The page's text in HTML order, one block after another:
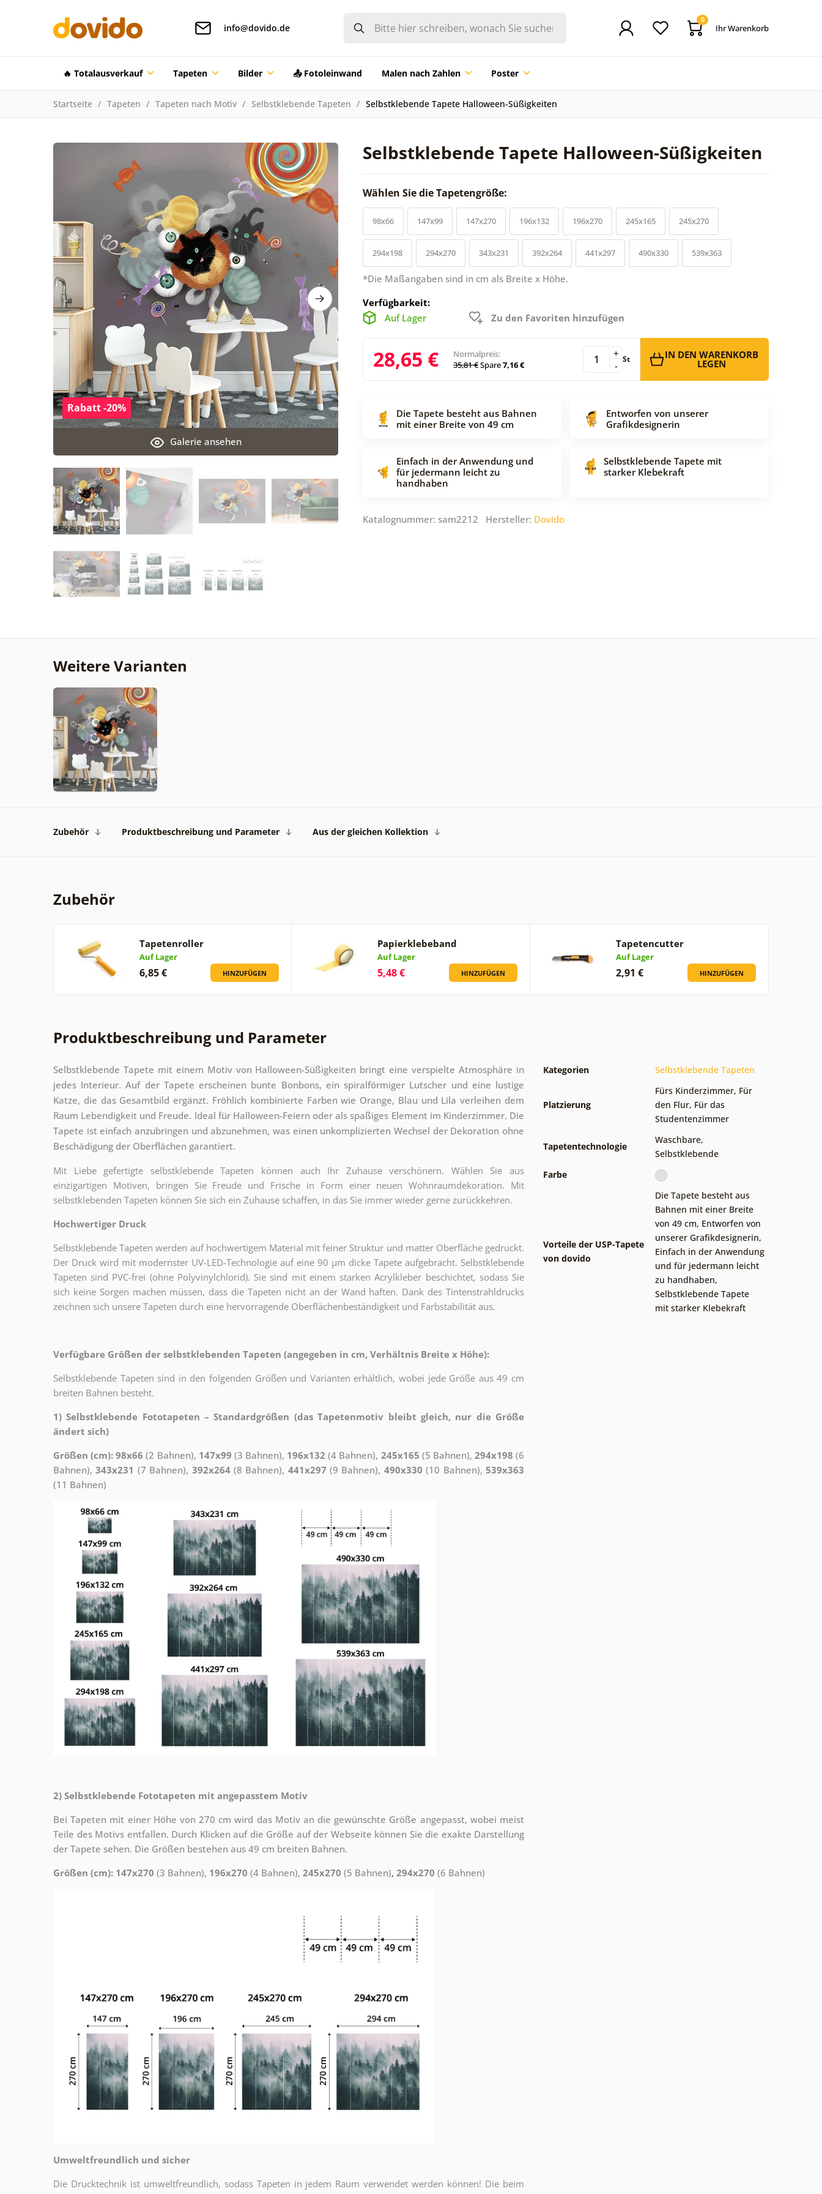
info@dovido.de
0
Ihr Warenkorb
🔥 Totalausverkauf Tapeten Bilder 📤 Fotoleinwand Malen nach Zahlen Poster
Startseite Tapeten Tapeten nach Motiv Selbstklebende Tapeten Selbstklebende Tapete Halloween-Süßigkeiten
Selbstklebende Tapete Halloween-Süßigkeiten
Galerie ansehen
Rabatt -20%
Wählen Sie die Tapetengröße:
98x66 147x99 147x270 196x132 196x270 245x165 245x270
294x198 294x270 343x231 392x264 441x297 490x330 539x363
*Die Maßangaben sind in cm als Breite x Höhe.
Verfügbarkeit:
Auf Lager
Zu den Favoriten hinzufügen
28,65 €
Normalpreis:
35,81 €Spare7,16 € -
+ St IN DEN WARENKORB
LEGEN
Die Tapete besteht aus Bahnen
mit einer Breite von 49 cm
Entworfen von unserer
Grafikdesignerin
Einfach in der Anwendung und
für jedermann leicht zu
handhaben
Selbstklebende Tapete mit
starker Klebekraft
Katalognummer: sam2212 Hersteller: Dovido
Weitere Varianten
Zubehör Produktbeschreibung und Parameter Aus der gleichen Kollektion
Zubehör
Tapetenroller
Auf Lager
6,85 € HINZUFÜGEN
Papierklebeband
Auf Lager
5,48 € HINZUFÜGEN
Tapetencutter
Auf Lager
2,91 € HINZUFÜGEN
Produktbeschreibung und Parameter
Selbstklebende Tapete mit einem Motiv von Halloween-Süßigkeiten bringt eine verspielte Atmosphäre in
jedes Interieur. Auf der Tapete erscheinen bunte Bonbons, ein spiralförmiger Lutscher und eine lustige
Katze, die das Gesamtbild ergänzt. Fröhlich kombinierte Farben wie Orange, Blau und Lila verleihen dem
Raum Lebendigkeit und Freude. Ideal für Halloween-Feiern oder als spaßiges Element im Kinderzimmer. Die
Tapete ist einfach anzubringen und abzunehmen, was einen unkomplizierten Wechsel der Dekoration ohne
Beschädigung der Oberflächen garantiert.
Mit Liebe gefertigte selbstklebende Tapeten können auch Ihr Zuhause verschönern. Wählen Sie aus
einzigartigen Motiven, bringen Sie Freude und Frische in Form einer neuen Wohnraumdekoration. Mit
selbstklebenden Tapeten können Sie sich ein Zuhause schaffen, in das Sie immer wieder gerne zurückkehren.
Hochwertiger Druck
Selbstklebende Tapeten werden auf hochwertigem Material mit feiner Struktur und matter Oberfläche gedruckt.
Der Druck wird mit modernster UV-LED-Technologie auf eine 90 µm dicke Tapete aufgebracht. Selbstklebende
Tapeten sind PVC-frei (ohne Polyvinylchlorid). Sie sind mit einem starken Acrylkleber beschichtet, sodass Sie
sich keine Sorgen machen müssen, dass die Tapeten nicht an der Wand haften. Dank des Tintenstrahldrucks
zeichnen sich unsere Tapeten durch eine hervorragende Oberflächenbeständigkeit und Farbstabilität aus.
Verfügbare Größen der selbstklebenden Tapeten (angegeben in cm, Verhältnis Breite x Höhe):
Selbstklebende Tapeten sind in den folgenden Größen und Varianten erhältlich, wobei jede Größe aus 49 cm
breiten Bahnen besteht.
1) Selbstklebende Fototapeten – Standardgrößen (das Tapetenmotiv bleibt gleich, nur die Größe
ändert sich)
Größen (cm): 98x66 (2 Bahnen), 147x99 (3 Bahnen), 196x132 (4 Bahnen), 245x165 (5 Bahnen), 294x198 (6
Bahnen),343x231 (7 Bahnen), 392x264(8 Bahnen), 441x297 (9 Bahnen), 490x330 (10 Bahnen),539x363
(11 Bahnen)
2) Selbstklebende Fototapeten mit angepasstem Motiv
Bei Tapeten mit einer Höhe von 270 cm wird das Motiv an die gewünschte Größe angepasst, wobei meist
Teile des Motivs entfallen. Durch Klicken auf die Größe auf der Webseite können Sie die exakte Darstellung
der Tapete sehen. Die Größen bestehen aus 49 cm breiten Bahnen.
Größen (cm): 147x270 (3 Bahnen), 196x270 (4 Bahnen), 245x270 (5 Bahnen), 294x270 (6 Bahnen)
Umweltfreundlich und sicher
Die Drucktechnik ist umweltfreundlich, sodass Tapeten in jedem Raum verwendet werden können! Die beim
Kategorien Selbstklebende Tapeten
Platzierung
Fürs Kinderzimmer, Für
den Flur, Für das
Studentenzimmer
Tapetentechnologie
Waschbare,
Selbstklebende
Farbe
Vorteile der USP-Tapete
von dovido
Die Tapete besteht aus
Bahnen mit einer Breite
von 49 cm, Entworfen von
unserer Grafikdesignerin,
Einfach in der Anwendung
und für jedermann leicht
zu handhaben,
Selbstklebende Tapete
mit starker Klebekraft